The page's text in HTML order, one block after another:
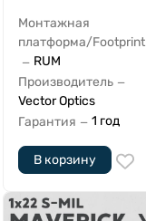
Монтажная
платформа/Footprint
— RUM
Производитель —
Vector Optics
Гарантия — 1 год
В корзину